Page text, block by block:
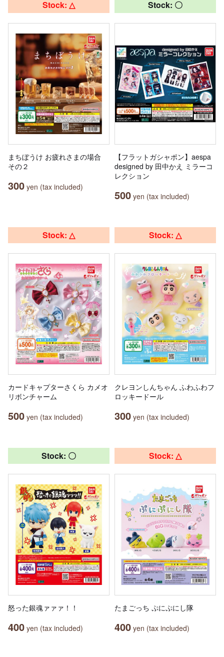
Stock: △
まちぼうけ お疲れさまの場合
その２
300 yen (tax included)
Stock: 〇
【フラットガシャポン】aespa
designed by 田中かえ ミラーコ
レクション
500 yen (tax included)
Stock: △
カードキャプターさくら カメオ
リボンチャーム
500 yen (tax included)
Stock: △
クレヨンしんちゃん ふわふわフ
ロッキードール
300 yen (tax included)
Stock: 〇
怒った銀魂ァァァ！！
400 yen (tax included)
Stock: △
たまごっち ぷにぷにし隊
400 yen (tax included)